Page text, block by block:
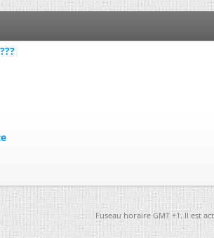
Fuseau horaire GMT +1. Il est